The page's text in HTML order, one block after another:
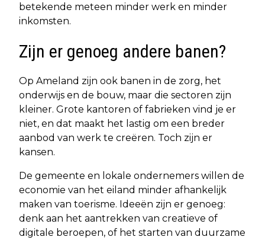
betekende meteen minder werk en minder
inkomsten.
Zijn er genoeg andere banen?
Op Ameland zijn ook banen in de zorg, het
onderwijs en de bouw, maar die sectoren zijn
kleiner. Grote kantoren of fabrieken vind je er
niet, en dat maakt het lastig om een breder
aanbod van werk te creëren. Toch zijn er
kansen.
De gemeente en lokale ondernemers willen de
economie van het eiland minder afhankelijk
maken van toerisme. Ideeën zijn er genoeg:
denk aan het aantrekken van creatieve of
digitale beroepen, of het starten van duurzame